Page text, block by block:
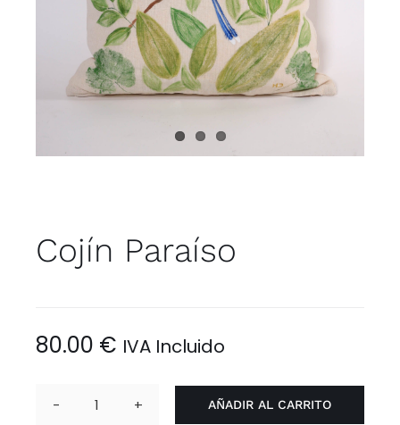
MI CUENTA
CARRITO
Cojín Paraíso
80.00 € IVA Incluido
Cojín
AÑADIR AL CARRITO